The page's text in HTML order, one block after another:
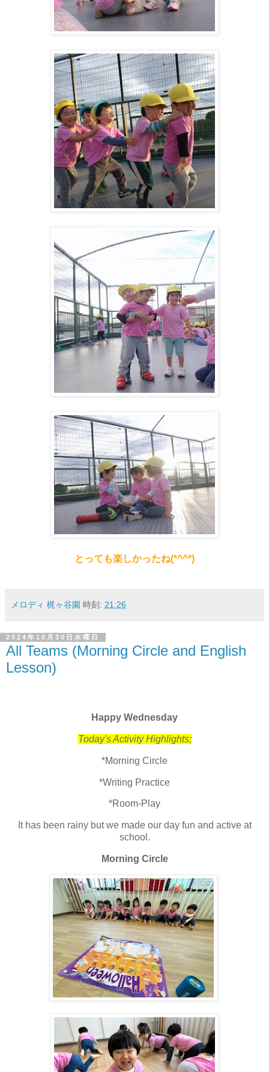
とっても楽しかったね(*^^*)
メロディ 梶ヶ谷園 時刻: 21:26
2024年10月30日水曜日
All Teams (Morning Circle and English
Lesson)
Happy Wednesday
Today's Activity Highlights;
*Morning Circle
*Writing Practice
*Room-Play
It has been rainy but we made our day fun and active at
school.
Morning Circle